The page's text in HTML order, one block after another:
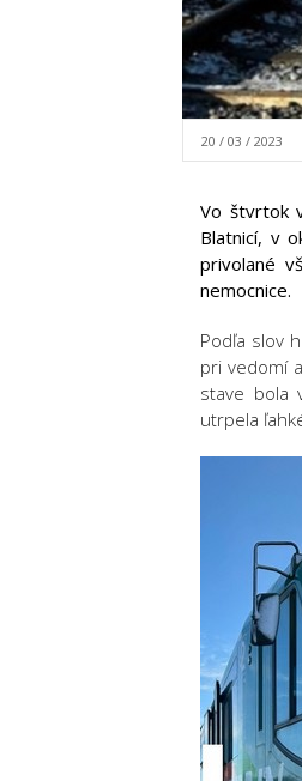
20 / 03 / 2023
Vo štvrtok
Blatnicí, v
privolané
nemocnice.
Podľa slov
pri vedomí
stave bola
utrpela